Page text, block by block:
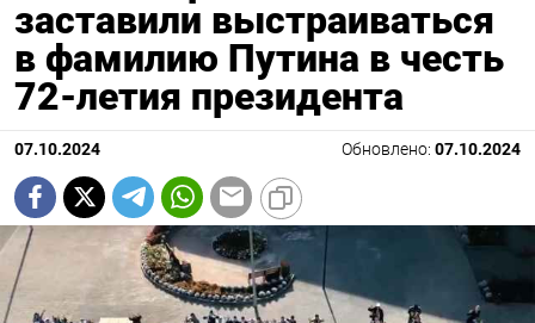
заставили выстраиваться
в фамилию Путина в честь
72-летия президента
07.10.2024 Обновлено: 07.10.2024